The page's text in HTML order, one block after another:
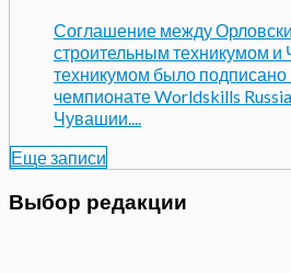
Соглашение между
строительным техникумом и
техникумом было подписано
чемпионате Worldskills
Чувашии....
Еще записи
Выбор редакции